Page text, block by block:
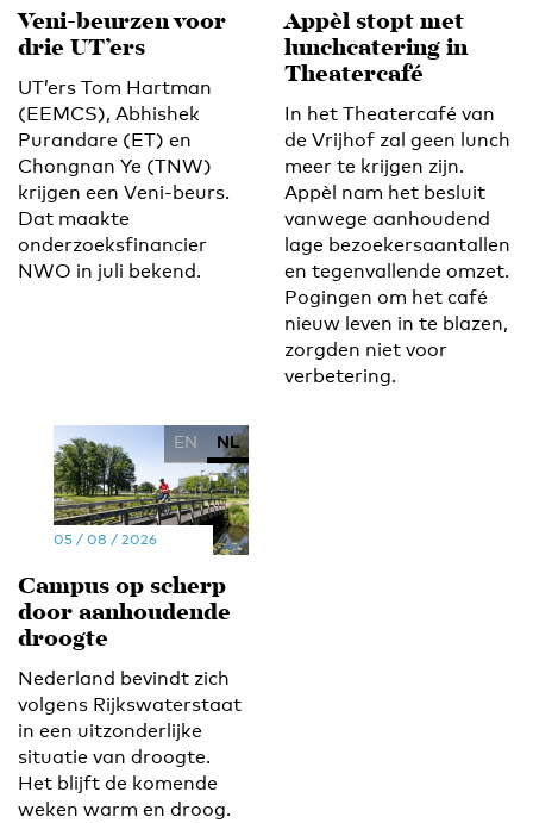
Veni-beurzen voor
drie UT’ers
UT’ers Tom Hartman
(EEMCS), Abhishek
Purandare (ET) en
Chongnan Ye (TNW)
krijgen een Veni-beurs.
Dat maakte
onderzoeksfinancier
NWO in juli bekend.
Appèl stopt met
lunchcatering in
Theatercafé
In het Theatercafé van
de Vrijhof zal geen lunch
meer te krijgen zijn.
Appèl nam het besluit
vanwege aanhoudend
lage bezoekersaantallen
en tegenvallende omzet.
Pogingen om het café
nieuw leven in te blazen,
zorgden niet voor
verbetering.
EN NL
05 / 08 / 2026
Campus op scherp
door aanhoudende
droogte
Nederland bevindt zich
volgens Rijkswaterstaat
in een uitzonderlijke
situatie van droogte.
Het blijft de komende
weken warm en droog.